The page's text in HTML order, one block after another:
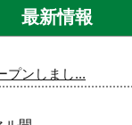
最新情報
プンしまし...